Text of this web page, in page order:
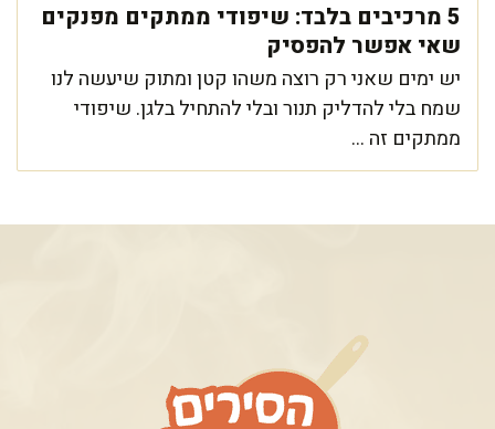
5 מרכיבים בלבד: שיפודי ממתקים מפנקים
שאי אפשר להפסיק
יש ימים שאני רק רוצה משהו קטן ומתוק שיעשה לנו
שמח בלי להדליק תנור ובלי להתחיל בלגן. שיפודי
ממתקים זה ...